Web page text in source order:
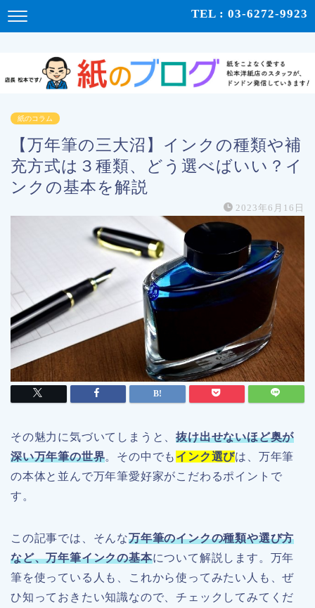
TEL : 03-6272-9923
紙のコラム
【万年筆の三大沼】インクの種類や補
充方式は３種類、どう選べばいい？イ
ンクの基本を解説
2023年6月16日
その魅力に気づいてしまうと、抜け出せないほど奥が
深い万年筆の世界。その中でも インク選びは、万年筆
の本体と並んで万年筆愛好家がこだわるポイントで
す。
この記事では、そんな万年筆のインクの種類や選び方
など、万年筆インクの基本について解説します。万年
筆を使っている人も、これから使ってみたい人も、ぜ
ひ知っておきたい知識なので、チェックしてみてくだ